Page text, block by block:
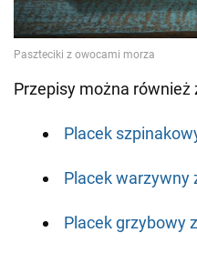
Przepisy można również
Placek
Placek warzywny
Placek grzybowy